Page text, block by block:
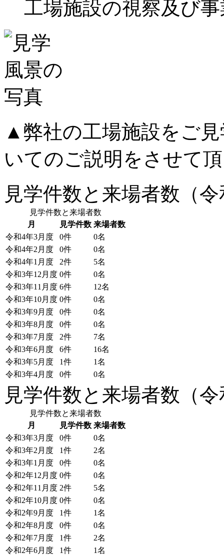
工場施設の視察及び
▲弊社の工場施設をご
いてのご説明をさせて
見学件数と来場者数（
見学件数と来場者数
月
見学件数 来場者数
令和4年3月度
0件
0名
令和4年2月度
0件
0名
令和4年1月度
2件
5名
令和3年12月度 0件
0名
令和3年11月度 6件
12名
令和3年10月度 0件
0名
令和3年9月度
0件
0名
令和3年8月度
0件
0名
令和3年7月度
2件
7名
令和3年6月度
6件
16名
令和3年5月度
1件
1名
令和3年4月度
0件 0名
見学件数と来場者数（
見学件数と来場者数
月
見学件数 来場者数
令和3年3月度
0件
0名
令和3年2月度
1件
2名
令和3年1月度
0件
0名
令和2年12月度 0件
0名
令和2年11月度 2件
5名
令和2年10月度 0件
0名
令和2年9月度
1件
1名
令和2年8月度
0件
0名
令和2年7月度
1件
2名
令和2年6月度
1件
1名